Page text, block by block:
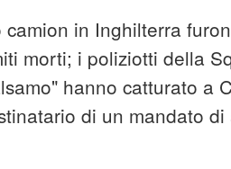
camion in Inghilterra
morti; i poliziotti della
hanno catturato a
di un mandato